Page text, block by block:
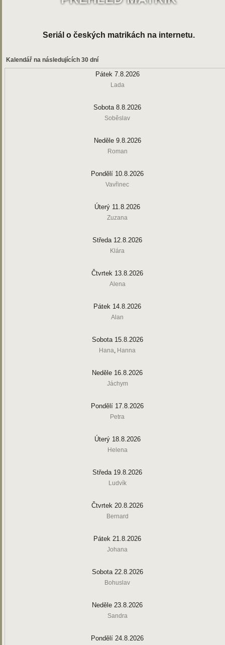
Seriál o českých matrikách na internetu.
Kalendář na následujících 30 dní
Pátek 7.8.2026
Lada
Sobota 8.8.2026
Soběslav
Neděle 9.8.2026
Roman
Pondělí 10.8.2026
Vavřinec
Úterý 11.8.2026
Zuzana
Středa 12.8.2026
Klára
Čtvrtek 13.8.2026
Alena
Pátek 14.8.2026
Alan
Sobota 15.8.2026
Hana, Hanna
Neděle 16.8.2026
Jáchym
Pondělí 17.8.2026
Petra
Úterý 18.8.2026
Helena
Středa 19.8.2026
Ludvík
Čtvrtek 20.8.2026
Bernard
Pátek 21.8.2026
Johana
Sobota 22.8.2026
Bohuslav
Neděle 23.8.2026
Sandra
Pondělí 24.8.2026